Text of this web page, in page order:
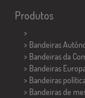
Produtos
>
> Bandeiras
> Bandeiras da
> Bandeiras
> Bandeiras
> Bandeiras de